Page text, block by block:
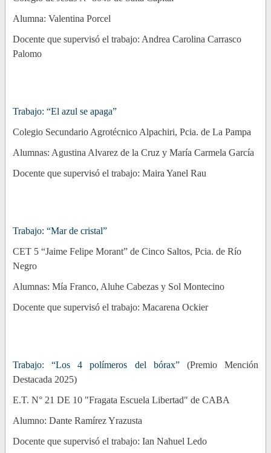
Alumna: Valentina Porcel
Docente que supervisó el trabajo: Andrea Carolina Carrasco
Palomo
Trabajo: “El azul se apaga”
Colegio Secundario Agrotécnico Alpachiri, Pcia. de La Pampa
Alumnas: Agustina Alvarez de la Cruz y María Carmela García
Docente que supervisó el trabajo: Maira Yanel Rau
Trabajo: “Mar de cristal”
CET 5 “Jaime Felipe Morant” de Cinco Saltos, Pcia. de Río
Negro
Alumnas: Mía Franco, Aluhe Cabezas y Sol Montecino
Docente que supervisó el trabajo: Macarena Ockier
Trabajo: “Los 4 polímeros del bórax”(Premio Mención
Destacada 2025)
E.T. N° 21 DE 10 "Fragata Escuela Libertad" de CABA
Alumno: Dante Ramírez Yrazusta
Docente que supervisó el trabajo: Ian Nahuel Ledo